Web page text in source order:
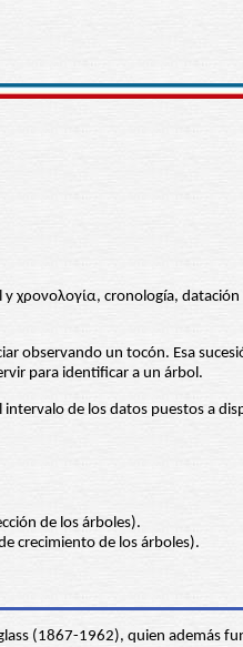
χρονολογία, cronología,
un tocón. Esa
para identificar a un árbol.
de los datos puestos a
de los árboles).
crecimiento de los árboles).
(1867-1962), quien además